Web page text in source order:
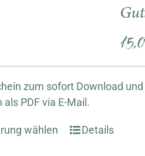
zum sofort Download
als PDF via E-Mail.
wählen Details